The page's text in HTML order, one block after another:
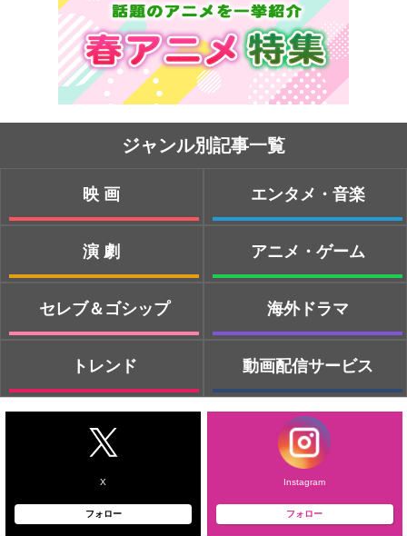
ジャンル別記事一覧
映画
演劇
セレブ＆ゴシップ
トレンド
エンタメ・音楽
アニメ・ゲーム
海外ドラマ
動画配信サービス
X
フォロー
Instagram
フォロー